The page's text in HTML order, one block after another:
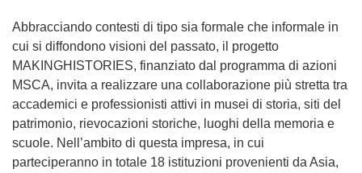
Abbracciando contesti di tipo sia formale che informale in
cui si diffondono visioni del passato, il progetto
MAKINGHISTORIES, finanziato dal programma di azioni
MSCA, invita a realizzare una collaborazione più stretta tra
accademici e professionisti attivi in musei di storia, siti del
patrimonio, rievocazioni storiche, luoghi della memoria e
scuole. Nell’ambito di questa impresa, in cui
parteciperanno in totale 18 istituzioni provenienti da Asia,